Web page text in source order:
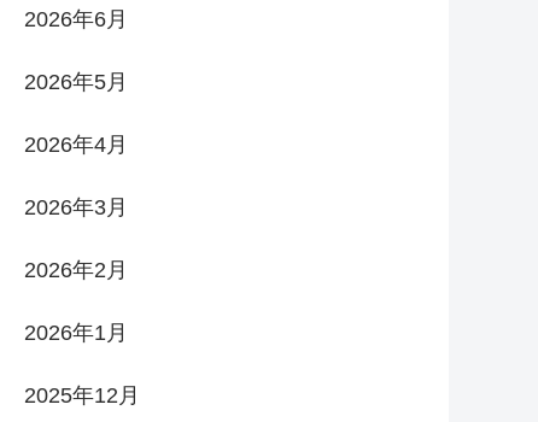
2026年6月
2026年5月
2026年4月
2026年3月
2026年2月
2026年1月
2025年12月